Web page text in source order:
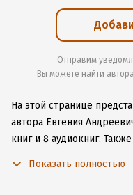
Отправим
Вы можете найти
На этой странице
автора Евгения
книг и 8 аудиокниг.
Показать полностью